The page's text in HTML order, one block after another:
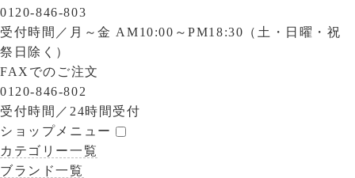
0120-846-803
受付時間／ 月～金 AM10:00～PM18:30（土・日曜・祝
祭日除く）
FAXでのご注文
0120-846-802
受付時間／ 24時間受付
ショップメニュー
カテゴリー一覧
ブランド一覧